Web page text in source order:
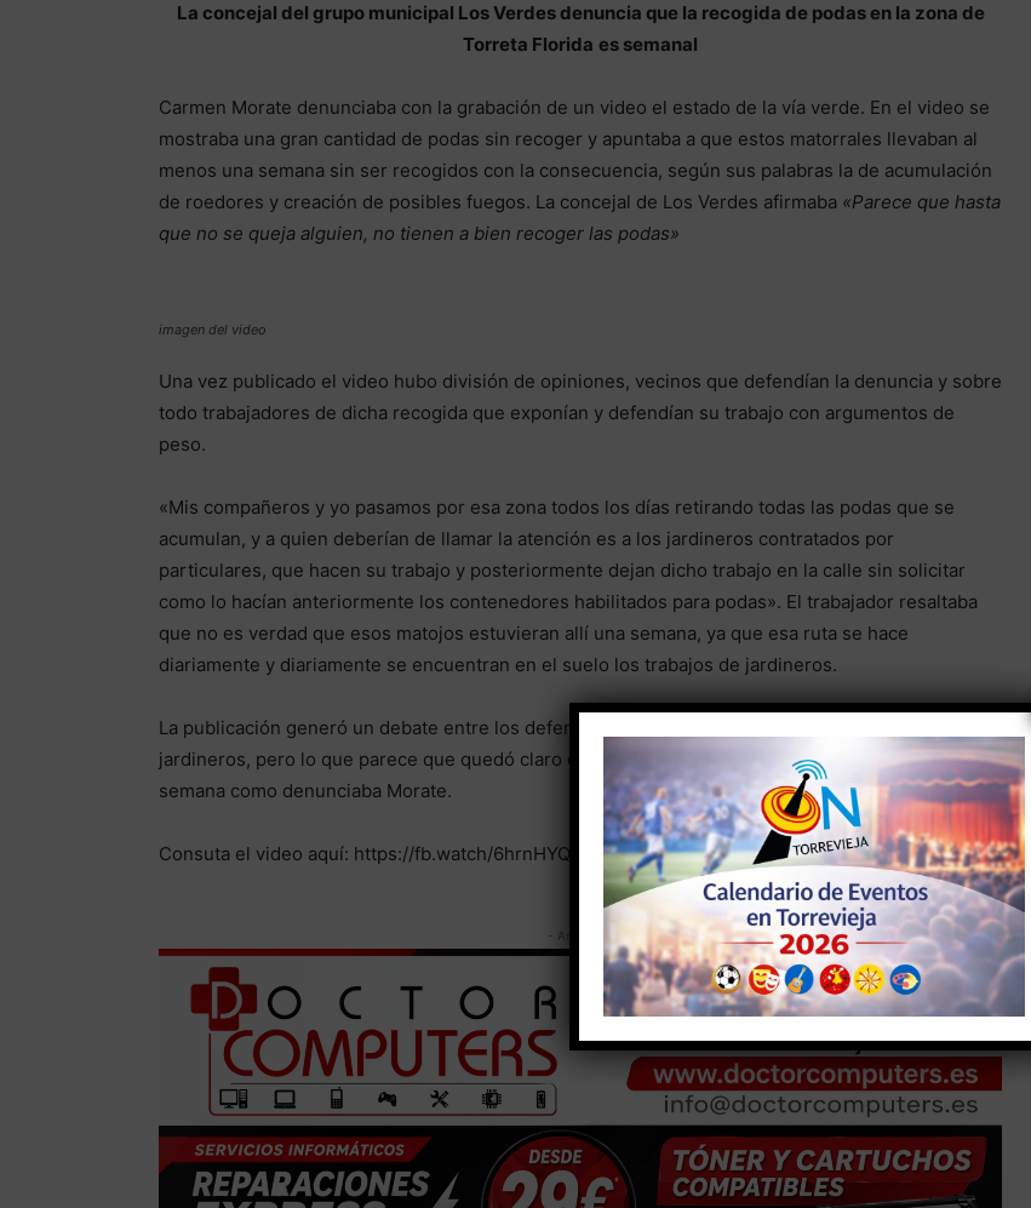
La concejal del grupo municipal Los Verdes denuncia que la recogida de podas en la zona de
Torreta Florida es semanal
Carmen Morate denunciaba con la grabación de un video el estado de la vía verde. En el video se
mostraba una gran cantidad de podas sin recoger y apuntaba a que estos matorrales llevaban al
menos una semana sin ser recogidos con la consecuencia, según sus palabras la de acumulación
de roedores y creación de posibles fuegos. La concejal de Los Verdes afirmaba «Parece que hasta
que no se queja alguien, no tienen a bien recoger las podas»
imagen del video
Una vez publicado el video hubo división de opiniones, vecinos que defendían la denuncia y sobre
todo trabajadores de dicha recogida que exponían y defendían su trabajo con argumentos de
peso.
«Mis compañeros y yo pasamos por esa zona todos los días retirando todas las podas que se
acumulan, y a quien deberían de llamar la atención es a los jardineros contratados por
particulares, que hacen su trabajo y posteriormente dejan dicho trabajo en la calle sin solicitar
como lo hacían anteriormente los contenedores habilitados para podas». El trabajador resaltaba
que no es verdad que esos matojos estuvieran allí una semana, ya que esa ruta se hace
diariamente y diariamente se encuentran en el suelo los trabajos de jardineros.
La publicación generó un debate entre los defensores de los trabajadores y defensores de los
jardineros, pero lo que parece que quedó claro es que esas podas no se acumulan allí una
semana como denunciaba Morate.
Consuta el video aquí: https://fb.watch/6hrnHYQ5Ik/
- Anuncio -